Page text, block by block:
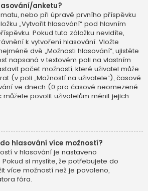
anketu?
nebo při úpravě prvního příspěvku
„Vytvořit hlasování“ pod hlavním
Pokud tuto záložku nevidíte,
k vytvoření hlasování. Vložte
dvě „Možnosti hlasování“, ujistěte
napsaná v textovém poli na vlastním
počet možností, které uživatel může
(v poli „Možností na uživatele“), časové
ve dnech (0 pro časově neomezené
povolit uživatelům měnit jejich
hlasování více možností?
v hlasování je nastaveno
si myslíte, že potřebujete do
více možností než je povoleno,
fóra.